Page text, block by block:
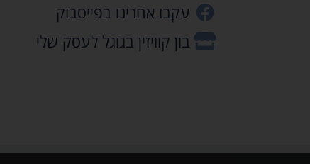
עקבו אחרינו בפייסבוק
בון קוויזין בגוגל לעסק שלי